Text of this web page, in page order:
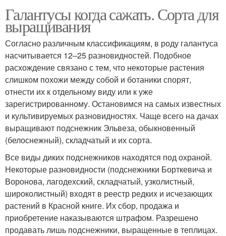
Галантусы когда сажать. Сорта для
выращивания
Согласно различным классификациям, в роду галантуса
насчитывается 12–25 разновидностей. Подобное
расхождение связано с тем, что некоторые растения
слишком похожи между собой и ботаники спорят,
отнести их к отдельному виду или к уже
зарегистрированному. Остановимся на самых известных
и культивируемых разновидностях. Чаще всего на дачах
выращивают подснежник Эльвеза, обыкновенный
(белоснежный), складчатый и их сорта.
Все виды диких подснежников находятся под охраной.
Некоторые разновидности (подснежники Борткевича и
Воронова, лагодехский, складчатый, узколистный,
широколистный) входят в реестр редких и исчезающих
растений в Красной книге. Их сбор, продажа и
приобретение наказываются штрафом. Разрешено
продавать лишь подснежники, выращенные в теплицах.